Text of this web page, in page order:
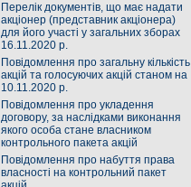
Перелік документів, що має надати
акціонер (представник акціонера)
для його участі у загальних зборах
16.11.2020 р.
Повідомлення про загальну кількість
акцій та голосуючих акцій станом на
10.11.2020 р.
Повідомлення про укладення
договору, за наслідками виконання
якого особа стане власником
контрольного пакета акцій
Повідомлення про набуття права
власності на контрольний пакет